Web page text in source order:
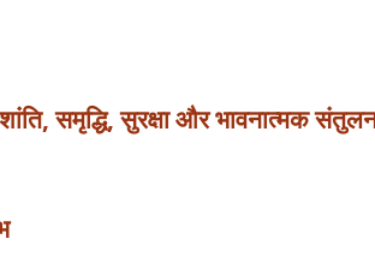
समृद्धि, सुरक्षा और भावनात्मक